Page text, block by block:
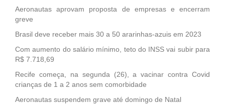
Aeronautas aprovam proposta de empresas e encerram
greve
Brasil deve receber mais 30 a 50 ararinhas-azuis em 2023
Com aumento do salário mínimo, teto do INSS vai subir para
R$ 7.718,69
Recife começa, na segunda (26), a vacinar contra Covid
crianças de 1 a 2 anos sem comorbidade
Aeronautas suspendem grave até domingo de Natal